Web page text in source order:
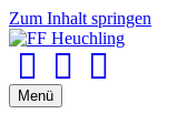
Zum Inhalt springen
Menü